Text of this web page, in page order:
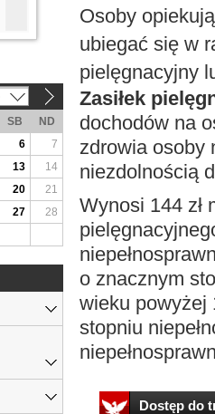
Osoby
ubiegać się w
pielęgnacyjny
Zasiłek
dochodów na
zdrowia osoby
niezdolnością
Wynosi 144 zł
o znacznym
wieku powyżej
stopniu
Dostęp do
SB
ND
6
7
13
14
20
21
27
28